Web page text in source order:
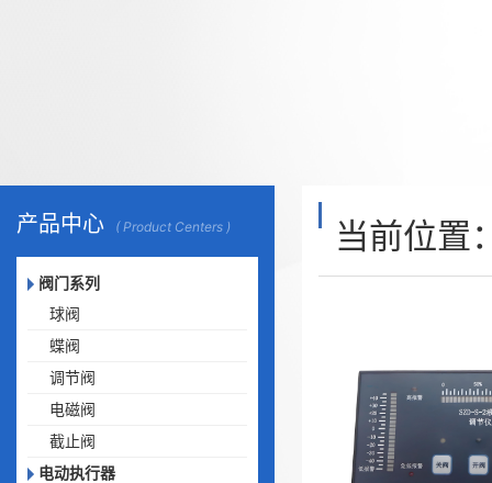
产品中心 ( Product Centers )
阀门系列
球阀
蝶阀
调节阀
电磁阀
截止阀
电动执行器
当前位置